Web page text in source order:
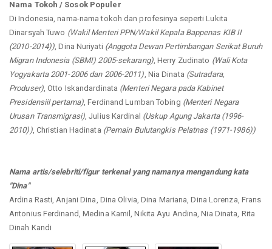
Nama Tokoh / Sosok Populer
Di Indonesia, nama-nama tokoh dan profesinya seperti Lukita
Dinarsyah Tuwo (Wakil Menteri PPN/Wakil Kepala Bappenas KIB II
(2010-2014)) , Dina Nuriyati (Anggota Dewan Pertimbangan Serikat Buruh
Migran Indonesia (SBMI) 2005-sekarang), Herry Zudinato (Wali Kota
Yogyakarta 2001-2006 dan 2006-2011) , Nia Dinata (Sutradara,
Produser), Otto Iskandardinata (Menteri Negara pada Kabinet
Presidensiil pertama) , Ferdinand Lumban Tobing (Menteri Negara
Urusan Transmigrasi) , Julius Kardinal (Uskup Agung Jakarta (1996-
2010)), Christian Hadinata (Pemain Bulutangkis Pelatnas (1971-1986))
Nama artis/selebriti/figur terkenal yang namanya mengandung kata
"Dina"
Ardina Rasti, Anjani Dina, Dina Olivia, Dina Mariana, Dina Lorenza, Frans
Antonius Ferdinand, Medina Kamil, Nikita Ayu Andina, Nia Dinata, Rita
Dinah Kandi